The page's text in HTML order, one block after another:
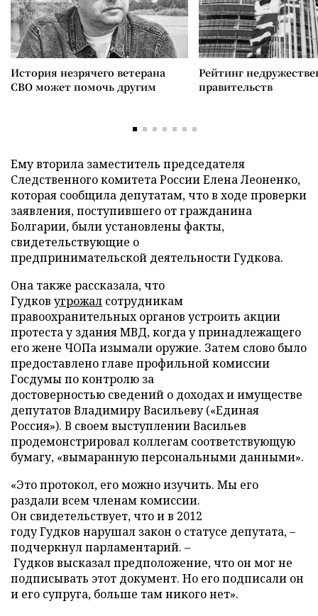
История незрячего ветерана
СВО может помочь другим
Рейтинг
правительств
Ему вторила заместитель председателя
Следственного комитета России Елена Леоненко,
которая сообщила депутатам, что в ходе проверки
заявления, поступившего от гражданина
Болгарии, были установлены факты,
свидетельствующие о
предпринимательской деятельности Гудкова.
Она также рассказала, что
Гудков угрожал сотрудникам
правоохранительных органов устроить акции
протеста у здания МВД, когда у принадлежащего
его жене ЧОПа изымали оружие. Затем слово было
предоставлено главе профильной комиссии
Госдумы по контролю за
достоверностью сведений о доходах и имуществе
депутатов Владимиру Васильеву («Единая
Россия»). В своем выступлении Васильев
продемонстрировал коллегам соответствующую
бумагу, «вымаранную персональными данными».
«Это протокол, его можно изучить. Мы его
раздали всем членам комиссии.
Он свидетельствует, что и в 2012
году Гудков нарушал закон о статусе депутата, –
подчеркнул парламентарий. –
Гудков высказал предположение, что он мог не
подписывать этот документ. Но его подписали он
и его супруга, больше там никого нет».